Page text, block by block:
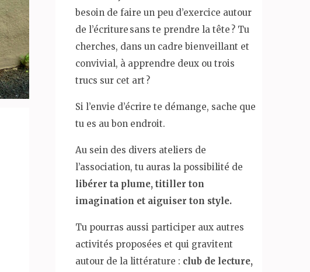
besoin de faire un peu d’exercice autour
de l’écriture sans te prendre la tête ? Tu
cherches, dans un cadre bienveillant et
convivial, à apprendre deux ou trois
trucs sur cet art ?
Si l’envie d’écrire te démange, sache que
tu es au bon endroit.
Au sein des divers ateliers de
l’association, tu auras la possibilité de
libérer ta plume, titiller ton
imagination et aiguiser ton style.
Tu pourras aussi participer aux autres
activités proposées et qui gravitent
autour de la littérature : club de lecture,